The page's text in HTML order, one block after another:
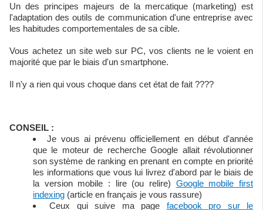
Un des principes majeurs de la mercatique (marketing) est
l'adaptation des outils de communication d'une entreprise avec
les habitudes comportementales de sa cible.
Vous achetez un site web sur PC, vos clients ne le voient en
majorité que par le biais d'un smartphone.
Il n'y a rien qui vous choque dans cet état de fait ????
CONSEIL :
Je vous ai prévenu officiellement en début d'année
que le moteur de recherche Google allait révolutionner
son système de ranking en prenant en compte en priorité
les informations que vous lui livrez d'abord par le biais de
la version mobile : lire (ou relire) Google mobile first
indexing (article en français je vous rassure)
Ceux qui suive ma page facebook pro sur le